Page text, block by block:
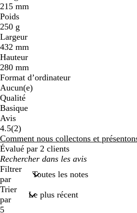
215 mm
Poids
250 g
Largeur
432 mm
Hauteur
280 mm
Format d’ordinateur
Aucun(e)
Qualité
Basique
Avis
4.5(22
avis
)
Comment nous collectons et
Évalué par 2 clients
Mes
recherches
saisies
Filtrer
par
Trier
par
5